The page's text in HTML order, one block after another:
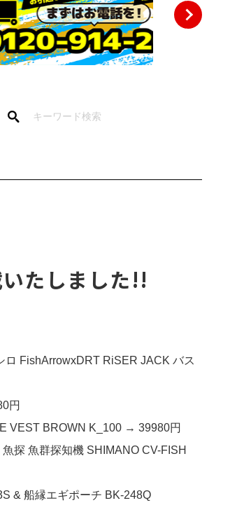
たしました!!
FishArrowxDRT RiSER JACK バス
円
VEST BROWN K_100 → 39980円
探 魚群探知機 SHIMANO CV-FISH
& 船縁エギポーチ BK-248Q